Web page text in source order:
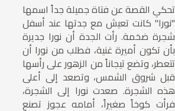
تحكي القصة عن فتاة جميلة جداً اسمها
"نورا" كانت تعيش مع جدتها عند أسفل
شجرة ضخمة. رأت الجدة أن نورا جديرة
بأن تكون أميرة غنية، فطلب من نورا أن
تتعطر، وتضع تيجاناً من الزهور على رأسها
قبل شروق الشمس، وتصعد إلى أعلى
هذه الشجرة. صعدت نورا إلى الشجرة،
فرأت كوخاً صغيراً، أمامه عجوز تصنع